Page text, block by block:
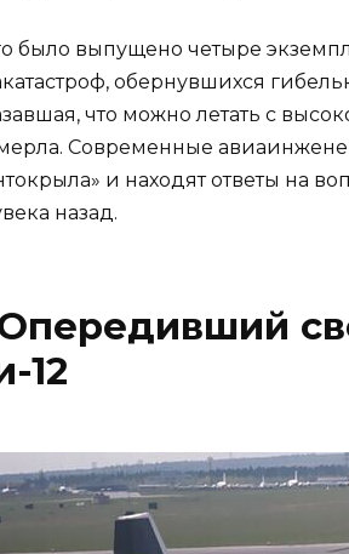
было выпущено четыре
обернувшихся
что можно летать с
Современные
и находят ответы на
назад.
12